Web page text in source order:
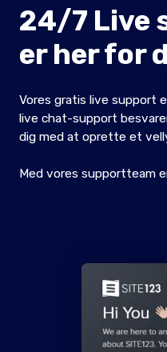
24/7 Live
er her for
Vores gratis live support
live chat-support
dig med at oprette et
Med vores supportteam